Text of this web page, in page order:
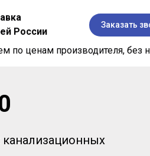
России
Заказать
по ценам производителя, без